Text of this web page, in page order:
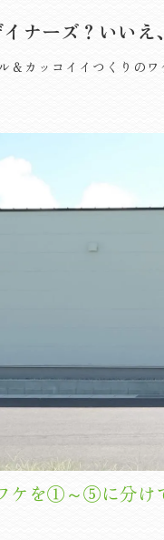
ナーズ？いいえ
＆カッコイイつくりのワ
ケを①～⑤に分け